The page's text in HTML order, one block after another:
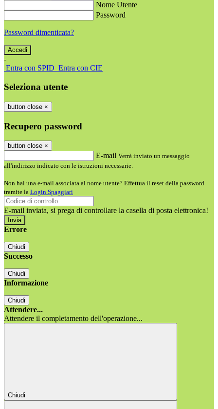
Nome Utente
Password
Password dimenticata?
-
Entra con SPID Entra con CIE
Seleziona utente
button close ×
Recupero password
button close ×
E-mail Verrà inviato un messaggio
all'indirizzo indicato con le istruzioni necessarie.
Non hai una e-mail associata al nome utente? Effettua il reset della password
tramite la Login Spaggiari
E-mail inviata, si prega di controllare la casella di posta elettronica!
Errore
Chiudi
Successo
Chiudi
Informazione
Chiudi
Attendere...
Attendere il completamento dell'operazione...
Chiudi